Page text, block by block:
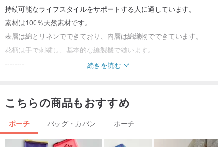
持続可能なライフスタイルをサポートする人に適しています。
素材は100％天然素材です。
表層は綿とリネンでできており、内層は綿織物でできています。
花柄は手で刺繍し、基本的な縫製機で縫います。
サイズ：21cm x 14cm
続きを読む
こちらの商品もおすすめ
ポーチ バッグ・カバン ポーチ